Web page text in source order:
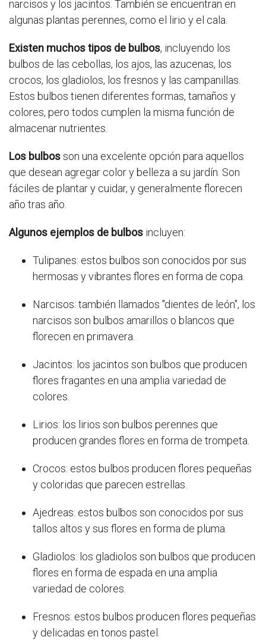
narcisos y los jacintos. También se encuentran en
algunas plantas perennes, como el lirio y el cala.
Existen muchos tipos de bulbos, incluyendo los
bulbos de las cebollas, los ajos, las azucenas, los
crocos, los gladiolos, los fresnos y las campanillas.
Estos bulbos tienen diferentes formas, tamaños y
colores, pero todos cumplen la misma función de
almacenar nutrientes.
Los bulbosson una excelente opción para aquellos
que desean agregar color y belleza a su jardín. Son
fáciles de plantar y cuidar, y generalmente florecen
año tras año.
Algunos ejemplos de bulbos incluyen:
Tulipanes: estos bulbos son conocidos por sus
hermosas y vibrantes flores en forma de copa.
Narcisos: también llamados "dientes de león", los
narcisos son bulbos amarillos o blancos que
florecen en primavera.
Jacintos: los jacintos son bulbos que producen
flores fragantes en una amplia variedad de
colores.
Lirios: los lirios son bulbos perennes que
producen grandes flores en forma de trompeta.
Crocos: estos bulbos producen flores pequeñas
y coloridas que parecen estrellas.
Ajedreas: estos bulbos son conocidos por sus
tallos altos y sus flores en forma de pluma.
Gladiolos: los gladiolos son bulbos que producen
flores en forma de espada en una amplia
variedad de colores.
Fresnos: estos bulbos producen flores pequeñas
y delicadas en tonos pastel.